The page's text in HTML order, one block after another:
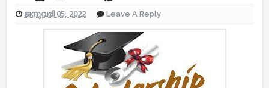
ജനുവരി 05, 2022 Leave A Reply